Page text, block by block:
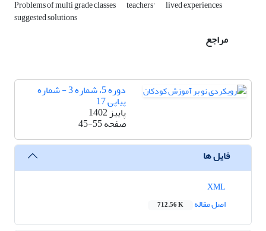
Problems of multi grade classes teachers' lived experiences
suggested solutions
مراجع
دوره 5، شماره 3 - شماره
پیاپی 17
پاییز 1402
صفحه45-55
فایل ها
اصل مقاله
712.56 K